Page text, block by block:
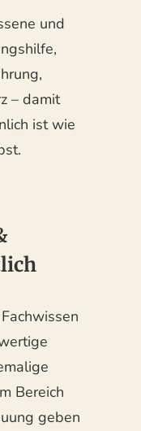
und
– damit
ist wie
Bereich
geben